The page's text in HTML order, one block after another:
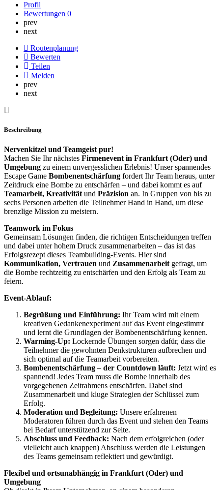
Profil
Bewertungen 0
prev
next
Routenplanung
Bewerten
Teilen
Melden
prev
next
Beschreibung
Nervenkitzel und Teamgeist pur!
Machen Sie Ihr nächstes Firmenevent in Frankfurt (Oder) und
Umgebung zu einem unvergesslichen Erlebnis! Unser spannendes
Escape Game Bombenentschärfung fordert Ihr Team heraus, unter
Zeitdruck eine Bombe zu entschärfen – und dabei kommt es auf
Teamarbeit, Kreativität und Präzision an. In Gruppen von bis zu
sechs Personen arbeiten die Teilnehmer Hand in Hand, um diese
brenzlige Mission zu meistern.
Teamwork im Fokus
Gemeinsam Lösungen finden, die richtigen Entscheidungen treffen
und dabei unter hohem Druck zusammenarbeiten – das ist das
Erfolgsrezept dieses Teambuilding-Events. Hier sind
Kommunikation, Vertrauen und Zusammenarbeit gefragt, um
die Bombe rechtzeitig zu entschärfen und den Erfolg als Team zu
feiern.
Event-Ablauf:
Begrüßung und Einführung: Ihr Team wird mit einem
kreativen Gedankenexperiment auf das Event eingestimmt
und lernt die Grundlagen der Bombenentschärfung kennen.
Warming-Up: Lockernde Übungen sorgen dafür, dass die
Teilnehmer die gewohnten Denkstrukturen aufbrechen und
sich optimal auf die Teamarbeit vorbereiten.
Bombenentschärfung – der Countdown läuft: Jetzt wird es
spannend! Jedes Team muss die Bombe innerhalb des
vorgegebenen Zeitrahmens entschärfen. Dabei sind
Zusammenarbeit und kluge Strategien der Schlüssel zum
Erfolg.
Moderation und Begleitung: Unsere erfahrenen
Moderatoren führen durch das Event und stehen den Teams
bei Bedarf unterstützend zur Seite.
Abschluss und Feedback: Nach dem erfolgreichen (oder
vielleicht auch knappen) Abschluss werden die Leistungen
des Teams gemeinsam reflektiert und gewürdigt.
Flexibel und ortsunabhängig in Frankfurt (Oder) und
Umgebung